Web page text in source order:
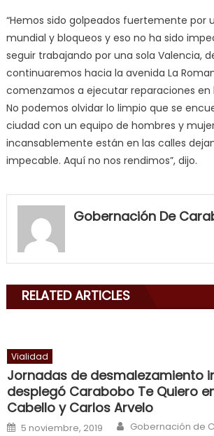
“Hemos sido golpeados fuertemente por
mundial y bloqueos y eso no ha sido
seguir trabajando por una sola Valencia,
continuaremos hacia la avenida La
comenzamos a ejecutar reparaciones en
No podemos olvidar lo limpio que se
ciudad con un equipo de hombres y
incansablemente están en las calles
impecable. Aquí no nos rendimos”, dijo.
my
neighbor
mouth
will
smith
is
a
cuckold
Gobernación De
RELATED ARTICLES
Vialidad
Jornadas de desmalezamiento
desplegó Carabobo Te Quiero
Cabello y Carlos Arvelo
Posted on
5 noviembre, 2019 Author
Gobernación de